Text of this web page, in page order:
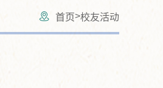
首页>校友活动